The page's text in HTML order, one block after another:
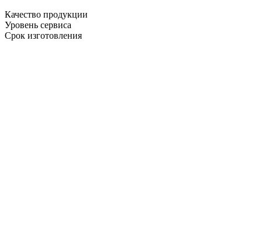
Качество продукции
Уровень сервиса
Срок изготовления